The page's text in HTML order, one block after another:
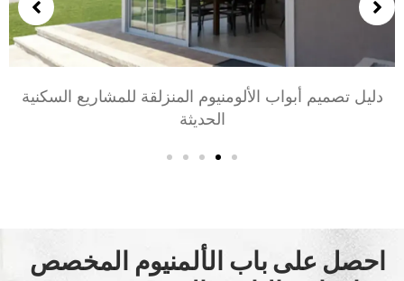
دليل تصميم أبواب الألومنيوم المنزلقة للمشاريع السكنية
الحديثة
احصل على باب الألمنيوم المخصص